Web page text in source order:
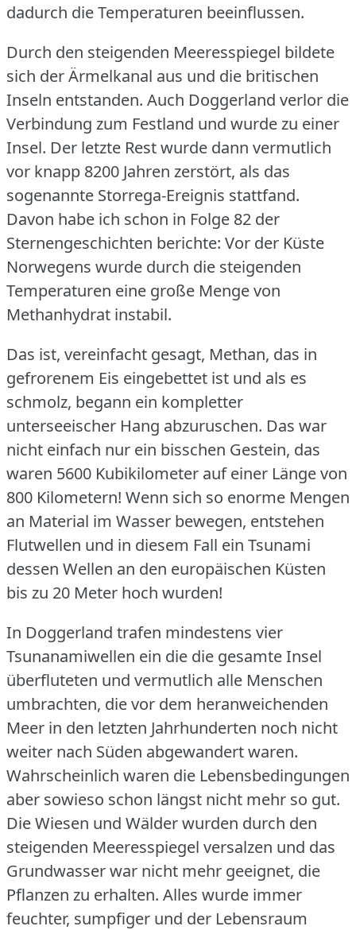
dadurch die Temperaturen beeinflussen.
Durch den steigenden Meeresspiegel bildete
sich der Ärmelkanal aus und die britischen
Inseln entstanden. Auch Doggerland verlor die
Verbindung zum Festland und wurde zu einer
Insel. Der letzte Rest wurde dann vermutlich
vor knapp 8200 Jahren zerstört, als das
sogenannte Storrega-Ereignis stattfand.
Davon habe ich schon in Folge 82 der
Sternengeschichten berichte: Vor der Küste
Norwegens wurde durch die steigenden
Temperaturen eine große Menge von
Methanhydrat instabil.
Das ist, vereinfacht gesagt, Methan, das in
gefrorenem Eis eingebettet ist und als es
schmolz, begann ein kompletter
unterseeischer Hang abzuruschen. Das war
nicht einfach nur ein bisschen Gestein, das
waren 5600 Kubikilometer auf einer Länge von
800 Kilometern! Wenn sich so enorme Mengen
an Material im Wasser bewegen, entstehen
Flutwellen und in diesem Fall ein Tsunami
dessen Wellen an den europäischen Küsten
bis zu 20 Meter hoch wurden!
In Doggerland trafen mindestens vier
Tsunanamiwellen ein die die gesamte Insel
überfluteten und vermutlich alle Menschen
umbrachten, die vor dem heranweichenden
Meer in den letzten Jahrhunderten noch nicht
weiter nach Süden abgewandert waren.
Wahrscheinlich waren die Lebensbedingungen
aber sowieso schon längst nicht mehr so gut.
Die Wiesen und Wälder wurden durch den
steigenden Meeresspiegel versalzen und das
Grundwasser war nicht mehr geeignet, die
Pflanzen zu erhalten. Alles wurde immer
feuchter, sumpfiger und der Lebensraum